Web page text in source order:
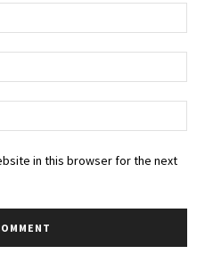
in this browser for the next